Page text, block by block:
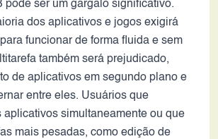
pode ser um gargalo significativo.
dos aplicativos e jogos exigirá
funcionar de forma fluida e sem
também será prejudicado,
de aplicativos em segundo plano e
entre eles. Usuários que
aplicativos simultaneamente ou que
mais pesadas, como edição de